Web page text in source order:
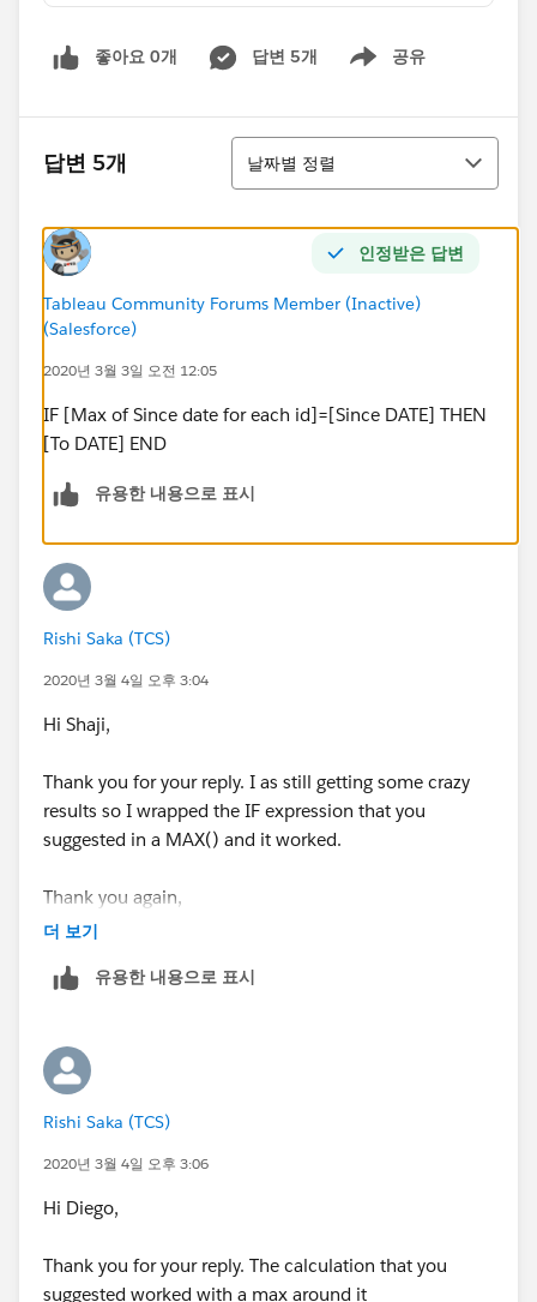
좋아요 0개 답변 5개 공유
Show menu
답변 5개
정렬
날짜별 정렬
인정받은 답변
Tableau Community Forums Member (Inactive)
(Salesforce)
2020년 3월 3일 오전 12:05
IF [Max of Since date for each id]=[Since DATE] THEN
[To DATE] END
유용한 내용으로 표시
Rishi Saka (TCS)
2020년 3월 4일 오후 3:04
Hi Shaji,
Thank you for your reply. I as still getting some crazy
results so I wrapped the IF expression that you
suggested in a MAX() and it worked.
Thank you again,
Rishi
더 보기
유용한 내용으로 표시
Rishi Saka (TCS)
2020년 3월 4일 오후 3:06
Hi Diego,
Thank you for your reply. The calculation that you
suggested worked with a max around it